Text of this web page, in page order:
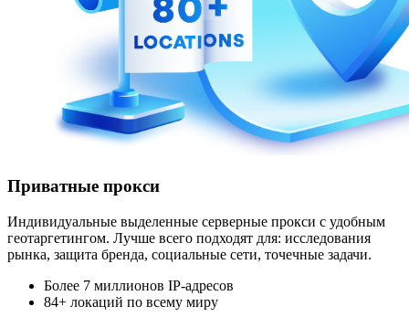
Приватные прокси
Индивидуальные выделенные серверные прокси с удобным
геотаргетингом. Лучше всего подходят для: исследования
рынка, защита бренда, социальные сети, точечные задачи.
Более 7 миллионов IP-адресов
84+ локаций по всему миру